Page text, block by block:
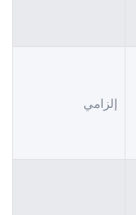
إلزامي